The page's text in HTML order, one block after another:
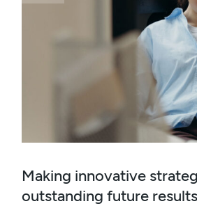
Making innovative
outstanding future results